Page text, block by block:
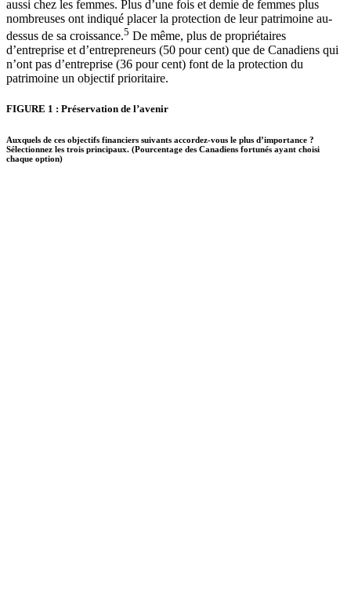
aussi chez les femmes. Plus d’une fois et demie de femmes plus
nombreuses ont indiqué placer la protection de leur patrimoine au-
dessus de sa croissance.5 De même, plus de propriétaires
d’entreprise et d’entrepreneurs (50 pour cent) que de Canadiens qui
n’ont pas d’entreprise (36 pour cent) font de la protection du
patrimoine un objectif prioritaire.
FIGURE 1 : Préservation de l’avenir
Auxquels de ces objectifs financiers suivants accordez-vous le plus d’importance ?
Sélectionnez les trois principaux. (Pourcentage des Canadiens fortunés ayant choisi
chaque option)